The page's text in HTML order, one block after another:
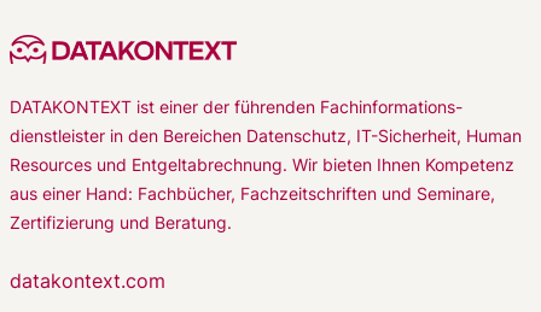
DATAKONTEXT ist einer der führenden Fachinformations-
dienstleister in den Bereichen Datenschutz, IT-Sicherheit, Human
Resources und Entgeltabrechnung. Wir bieten Ihnen Kompetenz
aus einer Hand: Fachbücher, Fachzeitschriften und Seminare,
Zertifizierung und Beratung.
datakontext.com